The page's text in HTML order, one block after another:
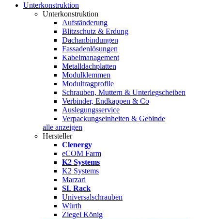
Unterkonstruktion
Unterkonstruktion
Aufständerung
Blitzschutz & Erdung
Dachanbindungen
Fassadenlösungen
Kabelmanagement
Metalldachplatten
Modulklemmen
Modultragprofile
Schrauben, Muttern & Unterlegscheiben
Verbinder, Endkappen & Co
Auslegungsservice
Verpackungseinheiten & Gebinde
alle anzeigen
Hersteller
Clenergy
eCOM Farm
K2 Systems
K2 Systems
Marzari
SL Rack
Universalschrauben
Würth
Ziegel König